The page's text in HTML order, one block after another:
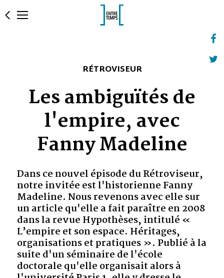
RÉTROVISEUR
Les ambiguïtés de
l'empire, avec
Fanny Madeline
Dans ce nouvel épisode du Rétroviseur,
notre invitée est l'historienne Fanny
Madeline. Nous revenons avec elle sur
un article qu'elle a fait paraître en 2008
dans la revue Hypothèses, intitulé «
L’empire et son espace. Héritages,
organisations et pratiques ». Publié à la
suite d'un séminaire de l'école
doctorale qu'elle organisait alors à